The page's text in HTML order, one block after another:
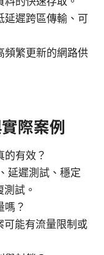
延遲跨區傳輸、可
頻繁更新的網路供
際案例
的有效？
延遲測試、穩定
試。
嗎？
可能有流量限制或